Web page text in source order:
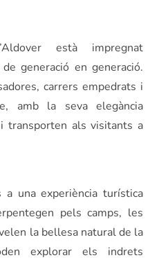
està impregnat
generació en generació.
carrers empedrats i
amb la seva elegància
transporten als visitants a
una experiència turística
pels camps, les
la bellesa natural de la
explorar els indrets